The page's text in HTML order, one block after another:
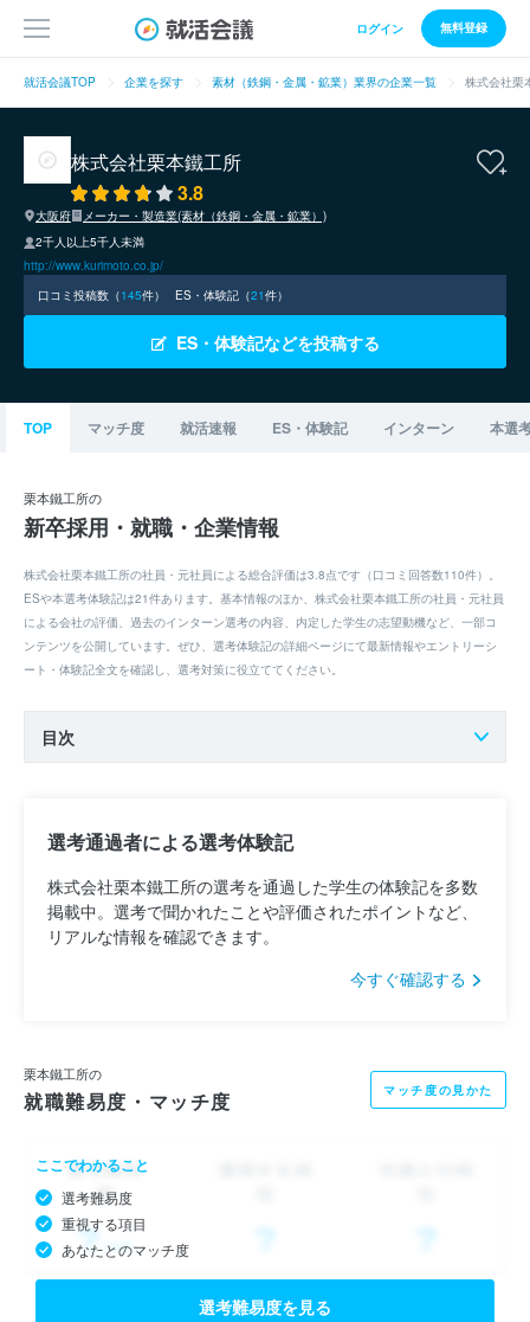
ログイン 無料登録
就活会議TOP 企業を探す 素材（鉄鋼・金属・鉱業）業界の企業一覧 株式会社栗
株式会社栗本鐵工所
3.8
大阪府
メーカー・製造業(素材（鉄鋼・金属・鉱業）)
2千人以上5千人未満
http://www.kurimoto.co.jp/
口コミ投稿数（145件） ES・体験記（21件）
ES・体験記などを投稿する
TOP マッチ度 就活速報 ES・体験記 インターン 本選
栗本鐵工所の
新卒採用・就職・企業情報
株式会社栗本鐵工所の社員・元社員による総合評価は3.8点です（口コミ回答数110件）。
ESや本選考体験記は21件あります。基本情報のほか、株式会社栗本鐵工所の社員・元社員
による会社の評価、過去のインターン選考の内容、内定した学生の志望動機など、一部コ
ンテンツを公開しています。ぜひ、選考体験記の詳細ページにて最新情報やエントリーシ
ート・体験記全文を確認し、選考対策に役立ててください。
目次
選考通過者による選考体験記
株式会社栗本鐵工所の選考を通過した学生の体験記を多数
掲載中。選考で聞かれたことや評価されたポイントなど、
リアルな情報を確認できます。
今すぐ確認する
栗本鐵工所の
就職難易度・マッチ度 マッチ度の見かた
ここでわかること
選考難易度
重視する項目
あなたとのマッチ度
選考難易度を見る